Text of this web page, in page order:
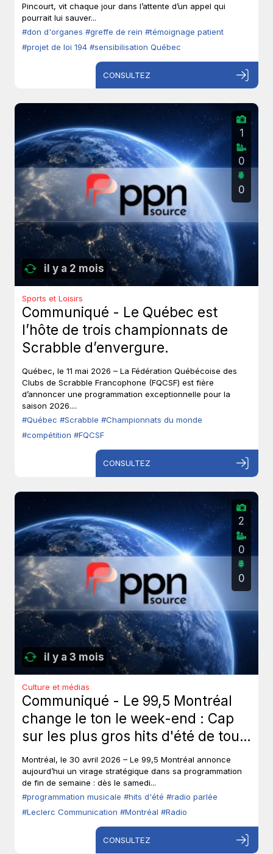
Pincourt, vit chaque jour dans l’attente d’un appel qui
pourrait lui sauver...
#don d'organes #greffe de rein #témoignage patient
#projet de loi 194 #sensibilisation Québec
CONSULTEZ
il y a 2 mois
1
0
0
Sports et Loisirs
Communiqué - Le Québec est
l’hôte de trois championnats de
Scrabble d’envergure.
Québec, le 11 mai 2026 – La Fédération Québécoise des
Clubs de Scrabble Francophone (FQCSF) est fière
d’annoncer une programmation exceptionnelle pour la
saison 2026....
#Québec #Scrabble #Championnats du monde
#compétition #FQCSF
CONSULTEZ
il y a 3 mois
2
0
0
Culture et médias
Communiqué - Le 99,5 Montréal
change le ton le week-end : Cap
sur les plus gros hits d'été de tous
les temps, sans toucher à ses voix
fortes en semaine.
Montréal, le 30 avril 2026 – Le 99,5 Montréal annonce
aujourd’hui un virage stratégique dans sa programmation
de fin de semaine : dès le samedi...
#programmation musicale #hits d'été #radio parlée
#Leclerc Communication #Montréal #Radio
CONSULTEZ